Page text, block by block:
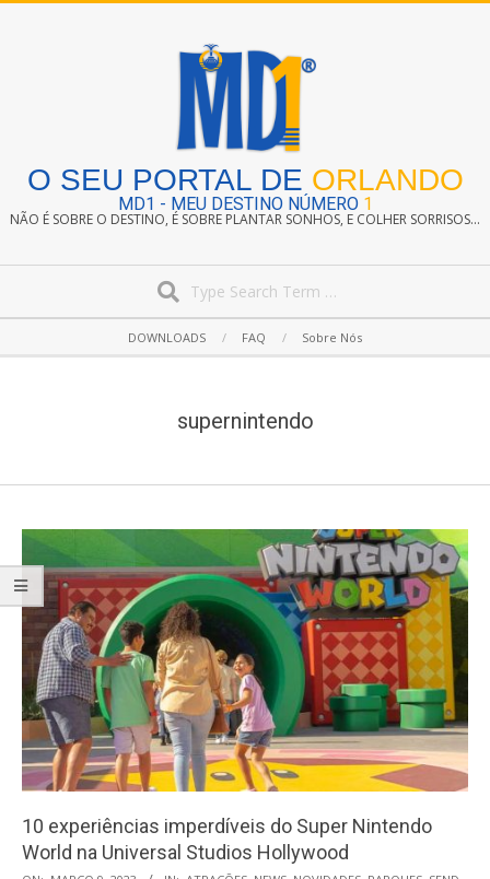
O SEU PORTAL DE ORLANDO
MD1 - MEU DESTINO NÚMERO 1
NÃO É SOBRE O DESTINO, É SOBRE PLANTAR SONHOS, E COLHER SORRISOS...
Navigation
DOWNLOADS FAQ Sobre Nós
supernintendo
10 experiências imperdíveis do Super Nintendo
World na Universal Studios Hollywood